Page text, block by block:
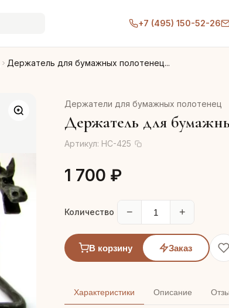
+7 (495) 150-52-26
Держатель для бумажных полотенец...
Держатели для бумажных полотенец
Держатель для
Артикул: HC-425
1 700 ₽
Количество − +
В корзину Заказ
Характеристики Описание